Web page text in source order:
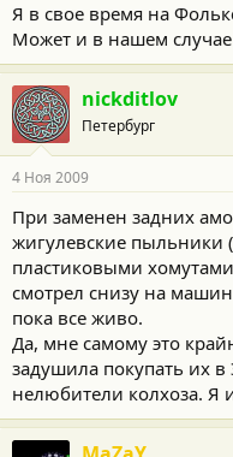
Я в свое время на
Может и в нашем
nickditlov
Петербург
4 Ноя 2009
При заменен задних
жигулевские пыльники
пластиковыми
смотрел снизу на
пока все живо.
Да, мне самому это
задушила покупать их в
нелюбители колхоза. Я